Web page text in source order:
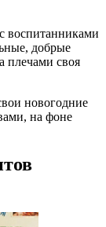
воспитанниками
добрые
плечами своя
новогодние
на фоне